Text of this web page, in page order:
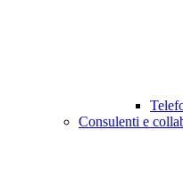
Consulenti e